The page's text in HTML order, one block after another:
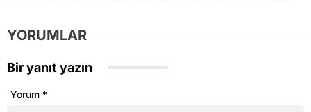
YORUMLAR
Bir yanıt yazın
Yorum *